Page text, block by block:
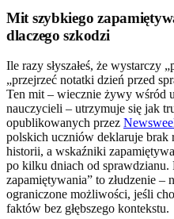
Mit szybkiego
dlaczego szkodzi
Ile razy słyszałeś, że wystarczy
„przejrzeć notatki dzień przed
Ten mit – wiecznie żywy wśród
nauczycieli – utrzymuje się jak
opublikowanych przez
polskich uczniów deklaruje brak
historii, a wskaźniki
po kilku dniach od sprawdzianu.
zapamiętywania” to złudzenie –
ograniczone możliwości, jeśli
faktów bez głębszego kontekstu.